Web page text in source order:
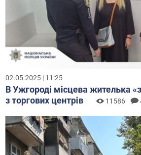
02.05.2025 | 11:25
В Ужгороді місцева жителька
з торгових центрів
11586